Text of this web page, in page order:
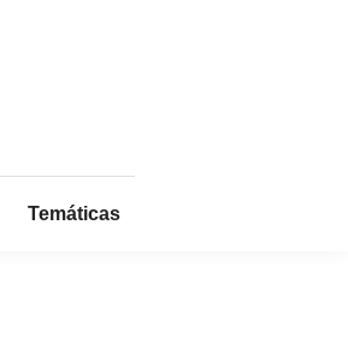
Temáticas